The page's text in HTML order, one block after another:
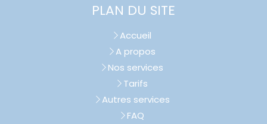
PLAN DU SITE
Accueil
A propos
Nos services
Tarifs
Autres services
FAQ